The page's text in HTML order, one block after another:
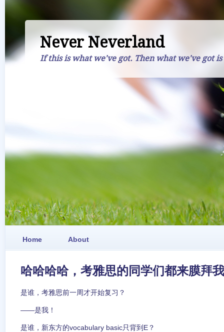
Never Neverland
If this is what we've got. Then what we've got is
Home About
哈哈哈哈，考雅思的同学们都来膜拜
是谁，考雅思前一周才开始复习？
——是我！
是谁，新东方的vocabulary basic只背到E？